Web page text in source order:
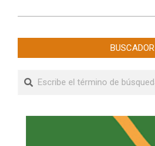
BUSCADOR
Buscar